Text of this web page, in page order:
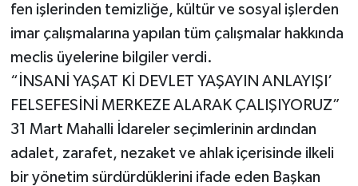
fen işlerinden temizliğe, kültür ve sosyal işlerden
imar çalışmalarına yapılan tüm çalışmalar hakkında
meclis üyelerine bilgiler verdi.
“İNSANİ YAŞAT Kİ DEVLET YAŞAYIN ANLAYIŞI’
FELSEFESİNİ MERKEZE ALARAK ÇALIŞIYORUZ”
31 Mart Mahalli İdareler seçimlerinin ardından
adalet, zarafet, nezaket ve ahlak içerisinde ilkeli
bir yönetim sürdürdüklerini ifade eden Başkan